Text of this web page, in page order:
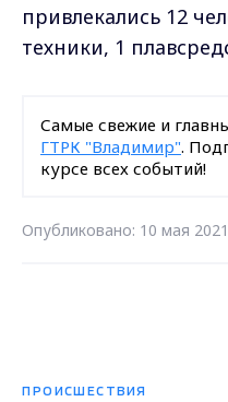
привлекались 12
техники, 1
Самые свежие и
ГТРК "Владимир".
курсе всех событий!
Опубликовано: 10 мая
ПРОИСШЕСТВИЯ